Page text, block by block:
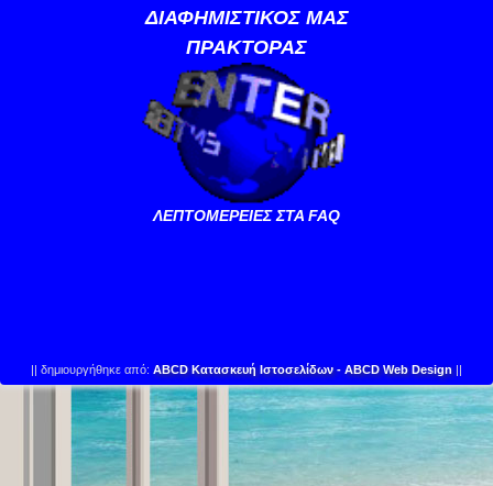
ΔΙΑΦΗΜΙΣΤΙΚΟΣ ΜΑΣ
ΠΡΑΚΤΟΡΑΣ
ΛΕΠΤΟΜΕΡΕΙΕΣ ΣΤΑ FAQ
|| δημιουργήθηκε από: ABCD Κατασκευή Ιστοσελίδων - ABCD Web Design||